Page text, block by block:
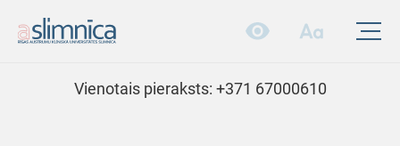
Vienotais pieraksts: +371 67000610